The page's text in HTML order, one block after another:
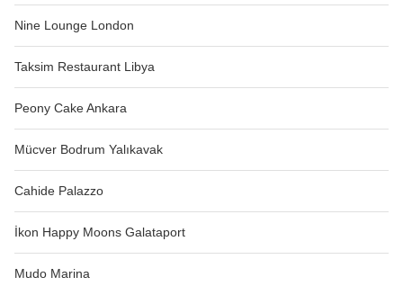
Nine Lounge London
Taksim Restaurant Libya
Peony Cake Ankara
Mücver Bodrum Yalıkavak
Cahide Palazzo
İkon Happy Moons Galataport
Mudo Marina